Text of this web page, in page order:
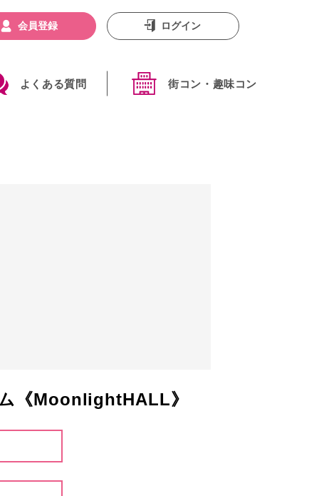
よくある質問 街コン・趣味コン
会員登録 ログイン
《MoonlightHALL》